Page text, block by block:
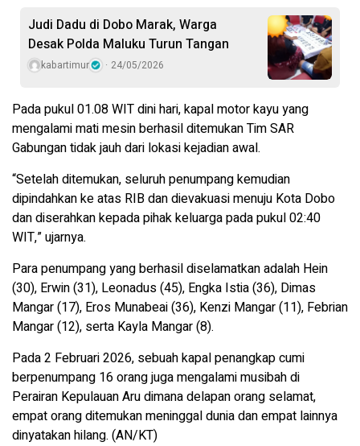
Judi Dadu di Dobo Marak, Warga
Desak Polda Maluku Turun Tangan
kabartimur 24/05/2026
Pada pukul 01.08 WIT dini hari, kapal motor kayu yang
mengalami mati mesin berhasil ditemukan Tim SAR
Gabungan tidak jauh dari lokasi kejadian awal.
“Setelah ditemukan, seluruh penumpang kemudian
dipindahkan ke atas RIB dan dievakuasi menuju Kota Dobo
dan diserahkan kepada pihak keluarga pada pukul 02:40
WIT,” ujarnya.
Para penumpang yang berhasil diselamatkan adalah Hein
(30), Erwin (31), Leonadus (45), Engka Istia (36), Dimas
Mangar (17), Eros Munabeai (36), Kenzi Mangar (11), Febrian
Mangar (12), serta Kayla Mangar (8).
Pada 2 Februari 2026, sebuah kapal penangkap cumi
berpenumpang 16 orang juga mengalami musibah di
Perairan Kepulauan Aru dimana delapan orang selamat,
empat orang ditemukan meninggal dunia dan empat lainnya
dinyatakan hilang. (AN/KT)